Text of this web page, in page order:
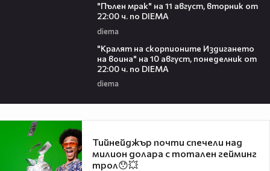
"Пълен мрак" на 11 август, вторник от
22:00 ч. по DIEMA
diema
"Кралят на скорпионите Издигането
на воина" на 10 август, понеделник от
22:00 ч. по DIEMA
diema
Тийнейджър почти спечели над
милион долара с тотален гейминг
трол😯💥